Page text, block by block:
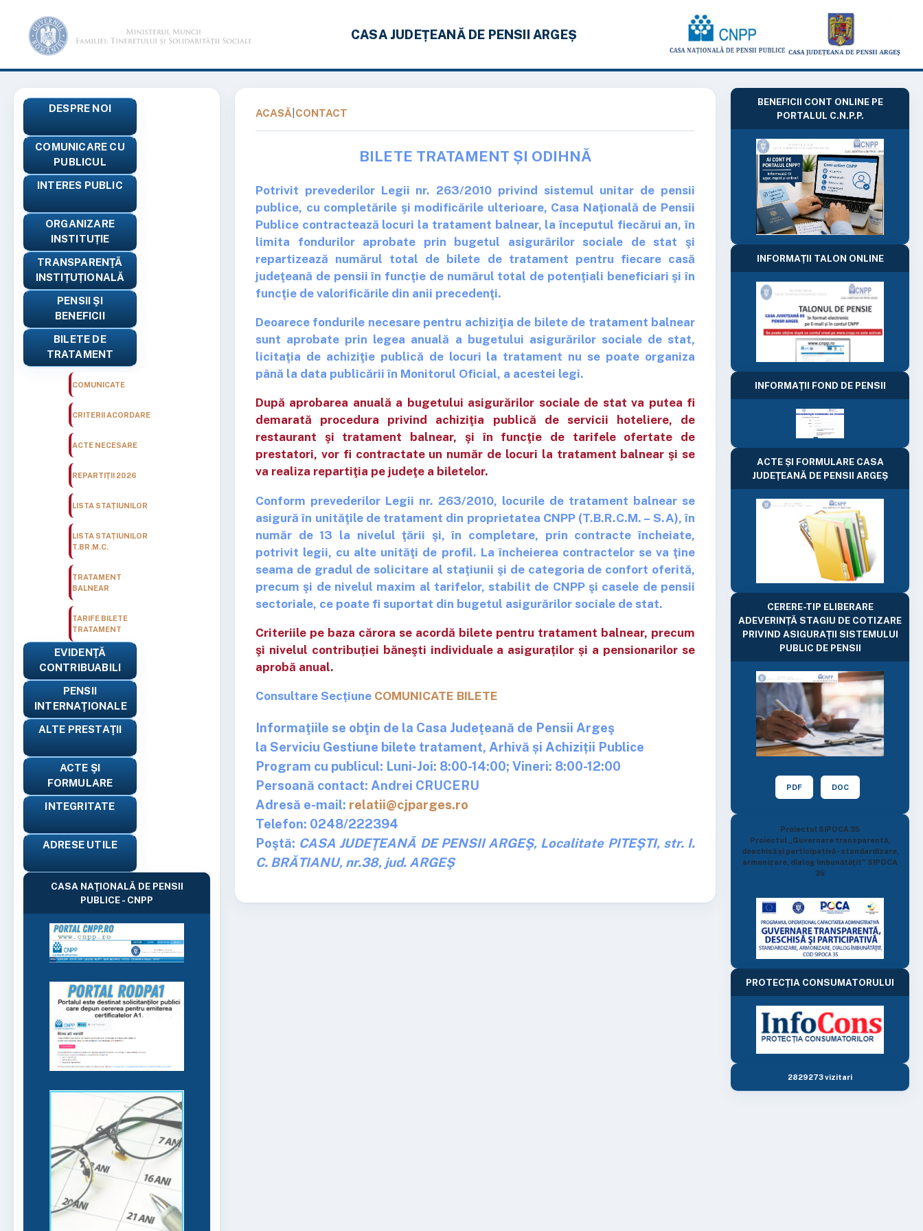
CASA JUDEȚEANĂ DE PENSII ARGEȘ
DESPRE NOI
COMUNICARE CU
PUBLICUL
INTERES PUBLIC
ORGANIZARE
INSTITUȚIE
TRANSPARENŢĂ
INSTIȚUȚIONALĂ
PENSII ŞI
BENEFICII
BILETE DE
TRATAMENT
COMUNICATE
CRITERII ACORDARE
ACTE NECESARE
REPARTIȚII 2026
LISTA STAȚIUNILOR
LISTA STAȚIUNILOR
T.BR.M.C.
TRATAMENT
BALNEAR
TARIFE BILETE
TRATAMENT
EVIDENŢĂ
CONTRIBUABILI
PENSII
INTERNAŢIONALE
ALTE PRESTAŢII
ACTE ŞI
FORMULARE
INTEGRITATE
ADRESE UTILE
CASA NAŢIONALĂ DE PENSII
PUBLICE - CNPP
ACASĂ CONTACT
BILETE TRATAMENT ȘI ODIHNĂ
Potrivit prevederilor Legii nr. 263/2010 privind sistemul unitar de pensii
publice, cu completările şi modificările ulterioare, Casa Naţională de Pensii
Publice contractează locuri la tratament balnear, la începutul fiecărui an, în
limita fondurilor aprobate prin bugetul asigurărilor sociale de stat şi
repartizează numărul total de bilete de tratament pentru fiecare casă
judeţeană de pensii în funcţie de numărul total de potenţiali beneficiari şi în
funcţie de valorificările din anii precedenţi.
Deoarece fondurile necesare pentru achiziţia de bilete de tratament balnear
sunt aprobate prin legea anuală a bugetului asigurărilor sociale de stat,
licitaţia de achiziţie publică de locuri la tratament nu se poate organiza
până la data publicării în Monitorul Oficial, a acestei legi.
După aprobarea anuală a bugetului asigurărilor sociale de stat va putea fi
demarată procedura privind achiziţia publică de servicii hoteliere, de
restaurant şi tratament balnear, şi în funcţie de tarifele ofertate de
prestatori, vor fi contractate un număr de locuri la tratament balnear şi se
va realiza repartiţia pe judeţe a biletelor.
Conform prevederilor Legii nr. 263/2010, locurile de tratament balnear se
asigură în unităţile de tratament din proprietatea CNPP (T.B.R.C.M. – S.A), în
număr de 13 la nivelul ţării şi, în completare, prin contracte încheiate,
potrivit legii, cu alte unităţi de profil. La încheierea contractelor se va ţine
seama de gradul de solicitare al staţiunii şi de categoria de confort oferită,
precum şi de nivelul maxim al tarifelor, stabilit de CNPP şi casele de pensii
sectoriale, ce poate fi suportat din bugetul asigurărilor sociale de stat.
Criteriile pe baza cărora se acordă bilete pentru tratament balnear, precum
şi nivelul contribuției băneşti individuale a asiguraților și a pensionarilor se
aprobă anual.
Consultare Secțiune COMUNICATE BILETE
Informaţiile se obţin de la Casa Judeţeană de Pensii Argeş
la Serviciu Gestiune bilete tratament, Arhivă și Achiziții Publice
Program cu publicul: Luni-Joi: 8:00-14:00; Vineri: 8:00-12:00
Persoană contact: Andrei CRUCERU
Adresă e-mail: relatii@cjparges.ro
Telefon: 0248/222394
Poştă: CASA JUDEŢEANĂ DE PENSII ARGEŞ, Localitate PITEŞTI, str. I.
C. BRĂTIANU, nr.38, jud. ARGEŞ
BENEFICII CONT ONLINE PE
PORTALUL C.N.P.P.
INFORMAȚII TALON ONLINE
INFORMAȚII FOND DE PENSII
ACTE ȘI FORMULARE CASA
JUDEȚEANĂ DE PENSII ARGEȘ
CERERE-TIP ELIBERARE
ADEVERINȚĂ STAGIU DE COTIZARE
PRIVIND ASIGURAȚII SISTEMULUI
PUBLIC DE PENSII
PDF DOC
Proiectul SIPOCA 35
Proiectul „Guvernare transparentă,
deschisă şi participativă - standardizare,
armonizare, dialog îmbunătăţit” SIPOCA
35
PROTECȚIA CONSUMATORULUI
2829273 vizitari